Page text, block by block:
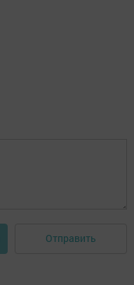
Отправить